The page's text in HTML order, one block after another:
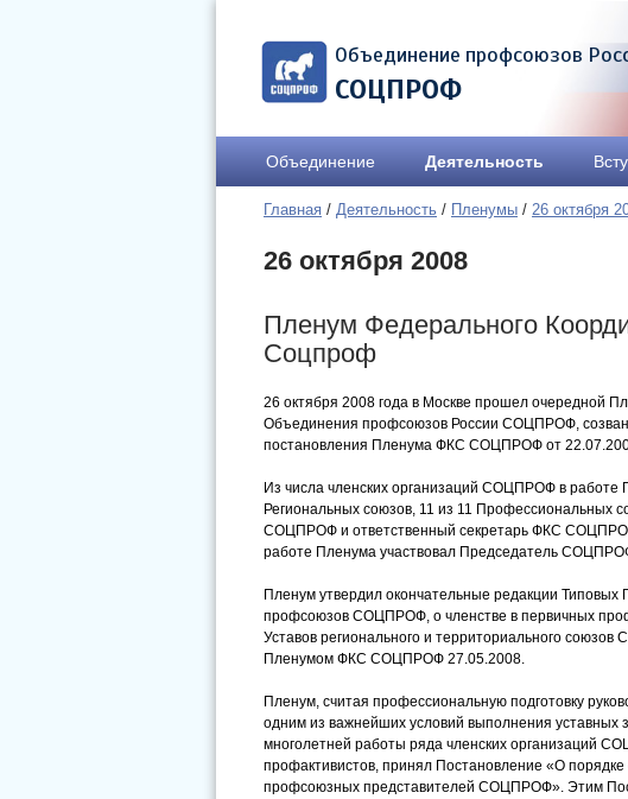
Объединение профсоюзов
СОЦПРОФ
Объединение Деятельность
Главная / Деятельность / Пленумы / 26 октября
26 октября 2008
Пленум Федерального
Соцпроф
26 октября 2008 года в Москве прошел очередной
Объединения профсоюзов России СОЦПРОФ,
постановления Пленума ФКС СОЦПРОФ от
Из числа членских организаций СОЦПРОФ в работе
Региональных союзов, 11 из 11 Профессиональных
СОЦПРОФ и ответственный секретарь ФКС
работе Пленума участвовал Председатель
Пленум утвердил окончательные редакции
профсоюзов СОЦПРОФ, о членстве в первичных
Уставов регионального и территориального
Пленумом ФКС СОЦПРОФ 27.05.2008.
Пленум, считая профессиональную подготовку
одним из важнейших условий выполнения
многолетней работы ряда членских организаций
профактивистов, принял Постановление «О
профсоюзных представителей СОЦПРОФ». Этим